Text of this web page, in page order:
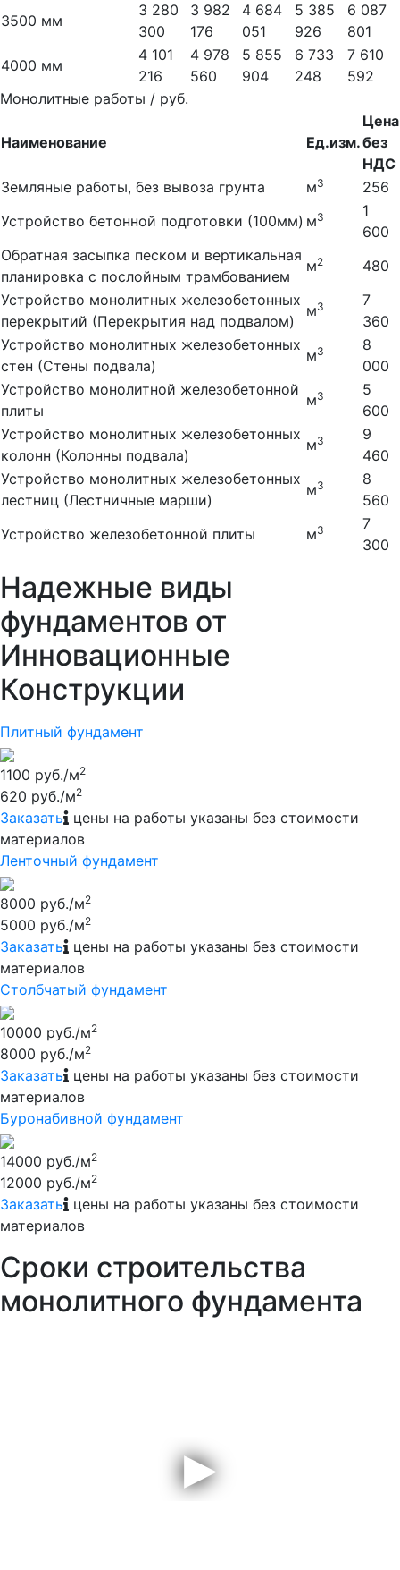
3500 мм
3 280
300
3 982
176
4 684
051
5 385
926
6 087
801
4000 мм
4 101
216
4 978
560
5 855
904
6 733
248
7 610
592
Монолитные работы / руб.
Наименование Ед.изм.
Цена
без
НДС
Земляные работы, без вывоза грунта
м3
256
Устройство бетонной подготовки (100мм) м3
1
600
Обратная засыпка песком и вертикальная
планировка с послойным трамбованием
м2
480
Устройство монолитных железобетонных
перекрытий (Перекрытия над подвалом)
м3
7
360
Устройство монолитных железобетонных
стен (Стены подвала)
м3
8
000
Устройство монолитной железобетонной
плиты
м3
5
600
Устройство монолитных железобетонных
колонн (Колонны подвала)
м3
9
460
Устройство монолитных железобетонных
лестниц (Лестничные марши)
м3
8
560
Устройство железобетонной плиты
м3
7
300
Надежные виды
фундаментов от
Инновационные
Конструкции
Плитный фундамент
1100 руб./м2
620 руб./м2
Заказать
цены на работы указаны без стоимости
материалов
Ленточный фундамент
8000 руб./м2
5000 руб./м2
Заказать
цены на работы указаны без стоимости
материалов
Столбчатый фундамент
10000 руб./м2
8000 руб./м2
Заказать
цены на работы указаны без стоимости
материалов
Буронабивной фундамент
14000 руб./м2
12000 руб./м2
Заказать
цены на работы указаны без стоимости
материалов
Сроки строительства
монолитного фундамента